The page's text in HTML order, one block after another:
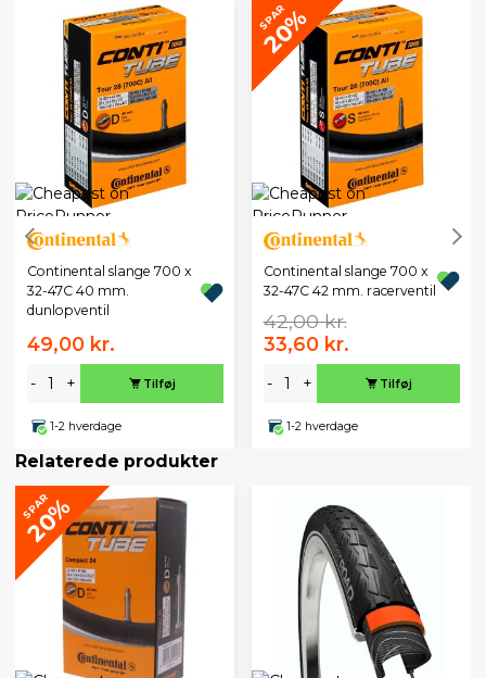
Continental slange 700 x
32-47C 40 mm.
dunlopventil
49,00 kr.
- + Tilføj
1-2 hverdage
SPAR
20%
Continental slange 700 x
32-47C 42 mm. racerventil
42,00 kr.
33,60 kr.
- + Tilføj
1-2 hverdage
Relaterede produkter
SPAR
20%